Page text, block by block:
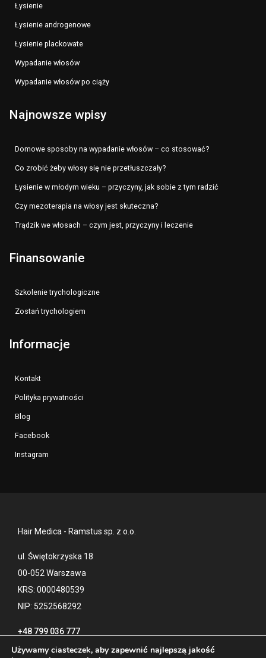
Łysienie
Łysienie androgenowe
Łysienie plackowate
Wypadanie włosów
Wypadanie włosów po ciąży
Najnowsze wpisy
Domowe sposoby na wypadanie włosów – co stosować?
Co zrobić żeby włosy się nie przetłuszczały?
Łysienie w młodym wieku – przyczyny, jak sobie z tym radzić
Czy mezoterapia na włosy jest skuteczna?
Trądzik we włosach – czym jest, przyczyny i leczenie
Finansowanie
Szkolenie trychologiczne
Zostań trychologiem
Informacje
Kontakt
Polityka prywatności
Blog
Facebook
Instagram
Hair Medica - Ramstus sp. z o.o.
ul. Świętokrzyska 18
00-052 Warszawa
KRS: 0000480539
NIP: 5252568292
+48 799 036 777
Używamy ciasteczek, aby zapewnić najlepszą jakość